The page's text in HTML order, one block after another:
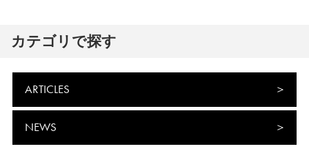
カテゴリで探す
ARTICLES
NEWS